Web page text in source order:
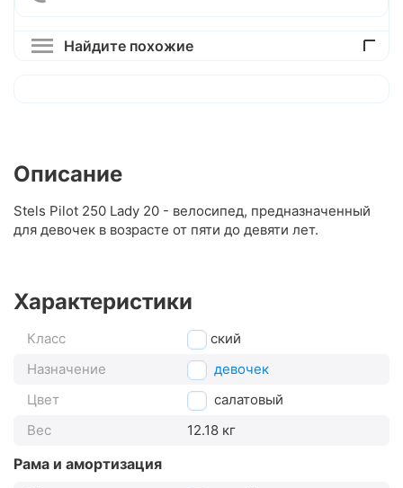
Найдите похожие
Описание
Stels Pilot 250 Lady 20 - велосипед, предназначенный
для девочек в возрасте от пяти до девяти лет.
Характеристики
Класс
детский
Назначение
для девочек
Цвет
салатовый
Вес
12.18 кг
Рама и амортизация